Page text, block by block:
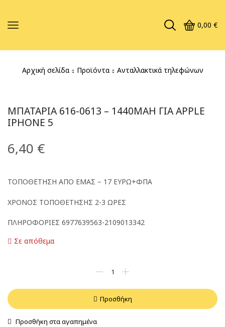
0,00 €
Αρχική σελίδα Προϊόντα Ανταλλακτικά τηλεφώνων
ΜΠΑΤΑΡΊΑ 616-0613 – 1440MAH ΓΙΑ APPLE
IPHONE 5
6,40 €
ΤΟΠΟΘΕΤΗΣΗ ΑΠΟ ΕΜΑΣ – 17 ΕΥΡΩ+ΦΠΑ
ΧΡΟΝΟΣ ΤΟΠΟΘΕΤΗΣΗΣ 2-3 ΩΡΕΣ
ΠΛΗΡΟΦΟΡΙΕΣ 6977639563-2109013342
Σε απόθεμα
Προσθήκη
Προσθήκη στα αγαπημένα